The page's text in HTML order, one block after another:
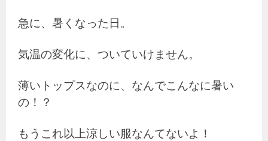
急に、暑くなった日。
気温の変化に、ついていけません。
薄いトップスなのに、なんでこんなに暑い
の！？
もうこれ以上涼しい服なんてないよ！